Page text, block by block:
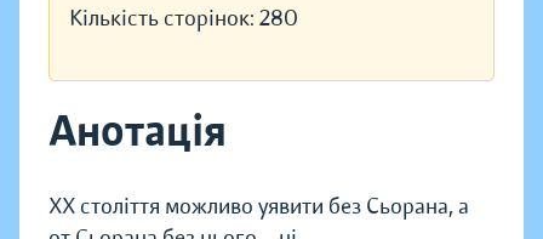
Кількість сторінок: 280
Анотація
ХХ століття можливо уявити без Сьорана, а